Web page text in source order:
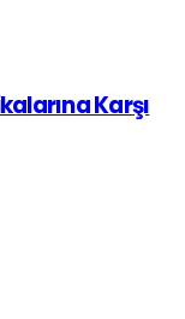
Karşı